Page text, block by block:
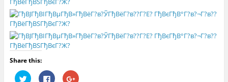
Share this:
Н
Н Н